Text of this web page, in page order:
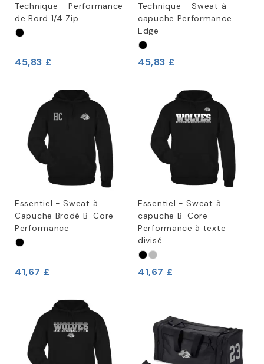
Technique - Performance
de Bord 1/4 Zip
45,83 £
Technique - Sweat à
capuche Performance
Edge
45,83 £
Essentiel - Sweat à
Capuche Brodé B-Core
Performance
41,67 £
Essentiel - Sweat à
capuche B-Core
Performance à texte
divisé
41,67 £